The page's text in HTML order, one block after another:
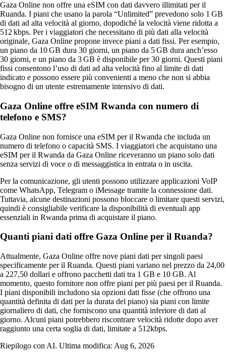
Gaza Online non offre una eSIM con dati davvero illimitati per il
Ruanda. I piani che usano la parola “Unlimited” prevedono solo 1 GB
di dati ad alta velocità al giorno, dopodiché la velocità viene ridotta a
512 kbps. Per i viaggiatori che necessitano di più dati alla velocità
originale, Gaza Online propone invece piani a dati fissi. Per esempio,
un piano da 10 GB dura 30 giorni, un piano da 5 GB dura anch’esso
30 giorni, e un piano da 3 GB è disponibile per 30 giorni. Questi piani
fissi consentono l’uso di dati ad alta velocità fino al limite di dati
indicato e possono essere più convenienti a meno che non si abbia
bisogno di un utente estremamente intensivo di dati.
Gaza Online offre eSIM Rwanda con numero di
telefono e SMS?
Gaza Online non fornisce una eSIM per il Rwanda che includa un
numero di telefono o capacità SMS. I viaggiatori che acquistano una
eSIM per il Rwanda da Gaza Online riceveranno un piano solo dati
senza servizi di voce o di messaggistica in entrata o in uscita.
Per la comunicazione, gli utenti possono utilizzare applicazioni VoIP
come WhatsApp, Telegram o iMessage tramite la connessione dati.
Tuttavia, alcune destinazioni possono bloccare o limitare questi servizi,
quindi è consigliabile verificare la disponibilità di eventuali app
essenziali in Rwanda prima di acquistare il piano.
Quanti piani dati offre Gaza Online per il Ruanda?
Attualmente, Gaza Online offre nove piani dati per singoli paesi
specificamente per il Ruanda. Questi piani variano nel prezzo da 24,00
a 227,50 dollari e offrono pacchetti dati tra 1 GB e 10 GB. Al
momento, questo fornitore non offre piani per più paesi per il Ruanda.
I piani disponibili includono sia opzioni dati fisse (che offrono una
quantità definita di dati per la durata del piano) sia piani con limite
giornaliero di dati, che forniscono una quantità inferiore di dati al
giorno. Alcuni piani potrebbero riscontrare velocità ridotte dopo aver
raggiunto una certa soglia di dati, limitate a 512kbps.
Riepilogo con AI. Ultima modifica: Aug 6, 2026